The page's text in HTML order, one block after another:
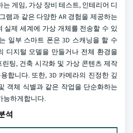
게임, 가상 장비 테스트, 인테리어 디
램과 같은 다양한 AR 경험을 제공하는
실제 세계에 가상 개체를 전송할 수 있
일부 스마트 폰은 3D 스캐닝을 할 수
디지털 모델을 만들거나 전체 환경을
린팅, 건축 시각화 및 가상 콘텐츠 제작
합니다. 또한, 3D 카메라의 진정한 깊
객체 식별과 같은 작업을 단순화하는
능하게합니다.
석